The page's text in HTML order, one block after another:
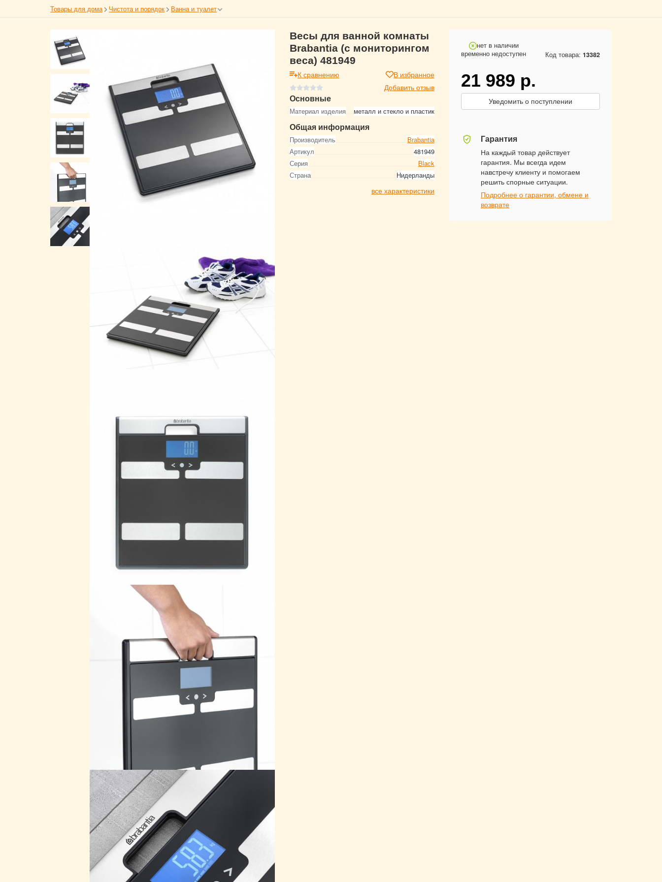
Товары для дома Чистота и порядок Ванна и туалет
Весы для ванной комнаты
Brabantia (с мониторингом
веса) 481949
К сравнению
В избранное
Добавить отзыв
Основные
Материал изделия металл и стекло и пластик
Общая информация
Производитель
Brabantia
Артикул
481949
Серия
Black
Страна
Нидерланды
все характеристики
нет в наличии
временно недоступен
Код товара: 13382
21 989 р.
Уведомить о поступлении
Гарантия
На каждый товар действует
гарантия. Мы всегда идем
навстречу клиенту и помогаем
решить спорные ситуации.
Подробнее о гарантии, обмене и
возврате